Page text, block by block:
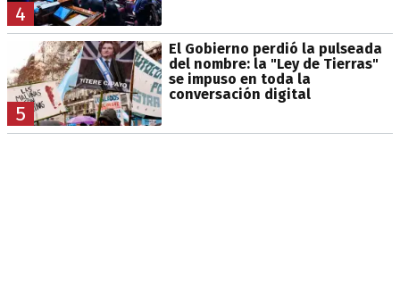
4
5
El Gobierno perdió la pulseada
del nombre: la "Ley de Tierras"
se impuso en toda la
conversación digital